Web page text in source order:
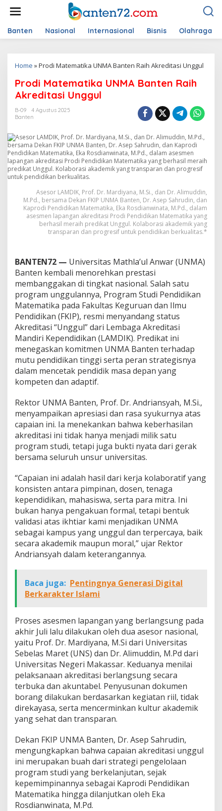
t
Banten Nasional Internasional Bisnis Olahraga
Home »Prodi Matematika UNMA Banten Raih Akreditasi Unggul
Prodi Matematika UNMA Banten Raih
Akreditasi Unggul
B-09
4 Agustus 2025
Banten
Asesor LAMDIK, Prof. Dr. Mardiyana, M.Si., dan Dr. Alimuddin,
M.Pd., bersama Dekan FKIP UNMA Banten, Dr. Asep Sahrudin, dan
Kaprodi Pendidikan Matematika, Eka Rosdianwinata, M.Pd., dalam
asesmen lapangan akreditasi Prodi Pendidikan Matematika yang
berhasil meraih predikat Unggul. Kolaborasi akademik yang
transparan dan progresif untuk pendidikan berkualitas.*
BANTEN72 — Universitas Mathla’ul Anwar (UNMA)
Banten kembali menorehkan prestasi
membanggakan di tingkat nasional. Salah satu
program unggulannya, Program Studi Pendidikan
Matematika pada Fakultas Keguruan dan Ilmu
Pendidikan (FKIP), resmi menyandang status
Akreditasi “Unggul” dari Lembaga Akreditasi
Mandiri Kependidikan (LAMDIK). Predikat ini
menegaskan komitmen UNMA Banten terhadap
mutu pendidikan tinggi serta peran strategisnya
dalam mencetak pendidik masa depan yang
kompeten dan adaptif.
Rektor UNMA Banten, Prof. Dr. Andriansyah, M.Si.,
menyampaikan apresiasi dan rasa syukurnya atas
capaian ini. Ia menekankan bahwa keberhasilan
akreditasi ini tidak hanya menjadi milik satu
program studi, tetapi juga bukti nyata dari gerak
bersama seluruh unsur universitas.
“Capaian ini adalah hasil dari kerja kolaboratif yang
konsisten antara pimpinan, dosen, tenaga
kependidikan, mahasiswa, serta para mitra. Ini
bukan hanya pengakuan formal, tetapi bentuk
validasi atas ikhtiar kami menjadikan UNMA
sebagai kampus yang unggul dan terpercaya, baik
secara akademik maupun moral,” ujar Rektor
Andriansyah dalam keterangannya.
Baca juga: Pentingnya Generasi Digital
Berkarakter Islami
Proses asesmen lapangan yang berlangsung pada
akhir Juli lalu dilakukan oleh dua asesor nasional,
yaitu Prof. Dr. Mardiyana, M.Si dari Universitas
Sebelas Maret (UNS) dan Dr. Alimuddin, M.Pd dari
Universitas Negeri Makassar. Keduanya menilai
pelaksanaan akreditasi berlangsung secara
terbuka dan akuntabel. Penyusunan dokumen
borang dilakukan berdasarkan kegiatan riil, tidak
direkayasa, serta mencerminkan kultur akademik
yang sehat dan transparan.
Dekan FKIP UNMA Banten, Dr. Asep Sahrudin,
mengungkapkan bahwa capaian akreditasi unggul
ini merupakan buah dari strategi pengelolaan
program studi yang berkelanjutan, sejak
kepemimpinannya sebagai Kaprodi Pendidikan
Matematika hingga dilanjutkan oleh Eka
Rosdianwinata, M.Pd.